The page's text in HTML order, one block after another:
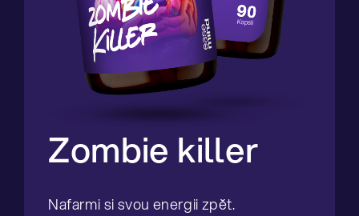
Zombie killer
Nafarmi si svou energii zpět.